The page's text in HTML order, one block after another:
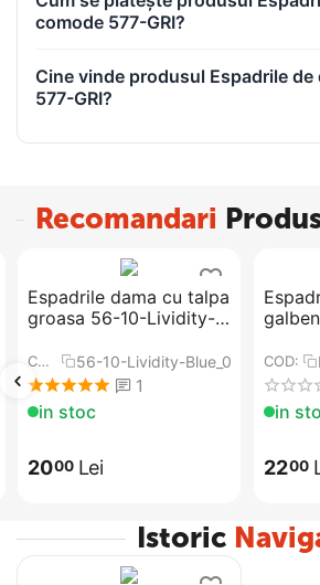
comode 577-GRI?
Cine vinde produsul Espadrile de
577-GRI?
Recomandari
Espadrile dama cu talpa
groasa 56-10-Lividity-
COD: 56-10-Lividity-Blue_0FB4
1
in stoc
2000 Lei
COD:
in
2200
Istoric